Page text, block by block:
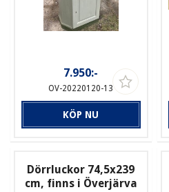
7.950:-
OV-20220120-13
KÖP NU
Dörrluckor 74,5x239
cm, finns i Överjärva